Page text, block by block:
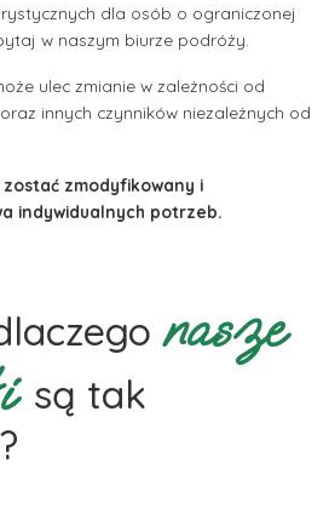
dla osób o ograniczonej
w naszym biurze podróży.
ulec zmianie w zależności od
innych czynników niezależnych od
zmodyfikowany i
indywidualnych potrzeb.
nasze
są tak